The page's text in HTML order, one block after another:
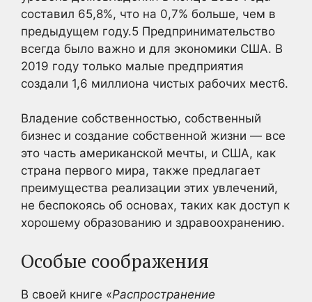
составил 65,8%, что на 0,7% больше, чем в
предыдущем году.5 Предпринимательство
всегда было важно и для экономики США. В
2019 году только малые предприятия
создали 1,6 миллиона чистых рабочих мест6.
Владение собственностью, собственный
бизнес и создание собственной жизни — все
это часть американской мечты, и США, как
страна первого мира, также предлагает
преимущества реализации этих увлечений,
не беспокоясь об основах, таких как доступ к
хорошему образованию и здравоохранению.
Особые соображения
В своей книге «Распространение